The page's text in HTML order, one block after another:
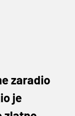
zaradio
je